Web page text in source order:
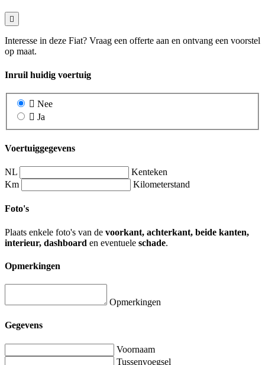
Interesse in deze Fiat? Vraag een offerte aan en ontvang een voorstel
op maat.
Inruil huidig voertuig
Nee
Ja
Voertuiggegevens
NL
Kenteken
Km
Kilometerstand
Foto's
Plaats enkele foto's van de voorkant, achterkant, beide kanten,
interieur, dashboard en eventuele schade.
Opmerkingen
Opmerkingen
Gegevens
Voornaam
Tussenvoegsel